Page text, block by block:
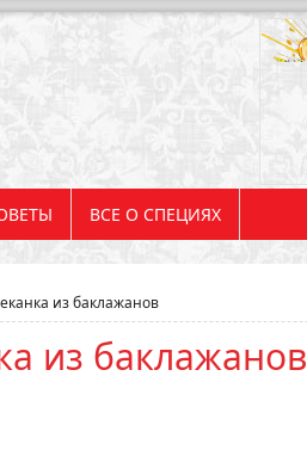
ВСЕ О СПЕЦИЯХ
из баклажанов
из баклажанов